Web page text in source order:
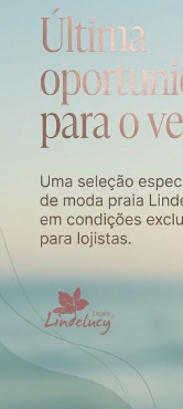
CONJUNTO
CONJUNTO BIQUÍNI
PIJAMA DE VERÃO
ROBE
TOP